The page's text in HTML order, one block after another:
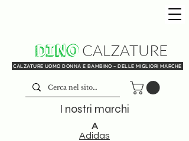
DINO
CALZATURE UOMO DONNA E BAMBINO - DELLE MIGLIORI MARCHE
CALZATURE
I nostri marchi
A
Adidas